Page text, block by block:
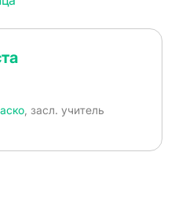
, засл. учитель